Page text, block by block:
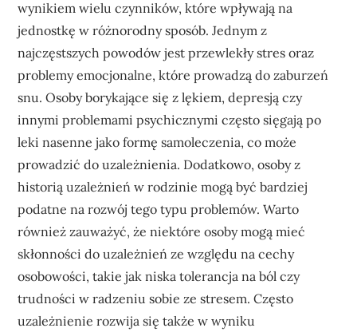
wynikiem wielu czynników, które wpływają na
jednostkę w różnorodny sposób. Jednym z
najczęstszych powodów jest przewlekły stres oraz
problemy emocjonalne, które prowadzą do zaburzeń
snu. Osoby borykające się z lękiem, depresją czy
innymi problemami psychicznymi często sięgają po
leki nasenne jako formę samoleczenia, co może
prowadzić do uzależnienia. Dodatkowo, osoby z
historią uzależnień w rodzinie mogą być bardziej
podatne na rozwój tego typu problemów. Warto
również zauważyć, że niektóre osoby mogą mieć
skłonności do uzależnień ze względu na cechy
osobowości, takie jak niska tolerancja na ból czy
trudności w radzeniu sobie ze stresem. Często
uzależnienie rozwija się także w wyniku